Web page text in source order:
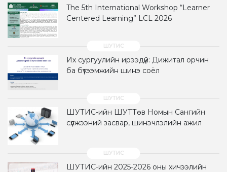
The 5th International Workshop “Learner
Centered Learning” LCL 2026
Их сургуулийн ирээдүй: Дижитал орчин
ба бүтээмжийн шинэ соёл
ШУТИС-ийн ШУТТөв Номын Сангийн
сүлжээний засвар, шинэчлэлийн ажил
ШУТИС-ийн 2025-2026 оны хичээлийн